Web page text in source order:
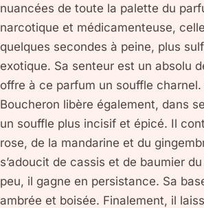
nuancées de toute la palette du
narcotique et médicamenteuse,
quelques secondes à peine, plus
exotique. Sa senteur est un absolu
offre à ce parfum un souffle
Boucheron libère également, dans
un souffle plus incisif et épicé. Il
rose, de la mandarine et du
s’adoucit de cassis et de baumier
peu, il gagne en persistance. Sa
ambrée et boisée. Finalement, il